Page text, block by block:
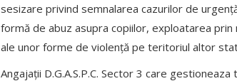
sesizare privind semnalarea cazurilor de
formă de abuz asupra copiilor, exploatarea
ale unor forme de violență pe teritoriul altor
Angajații D.G.A.S.P.C. Sector 3 care